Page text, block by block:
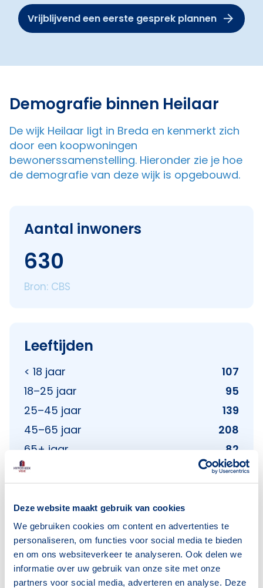
Deze website maakt gebruik van cookies
We gebruiken cookies om content en advertenties te
personaliseren, om functies voor social media te bieden
en om ons websiteverkeer te analyseren. Ook delen we
informatie over uw gebruik van onze site met onze
partners voor social media, adverteren en analyse. Deze
Vrijblijvend een eerste gesprek plannen
Demografie binnen Heilaar
De wijk Heilaar ligt in Breda en kenmerkt zich
door een koopwoningen
bewonerssamenstelling. Hieronder zie je hoe
de demografie van deze wijk is opgebouwd.
Aantal inwoners
630
Bron: CBS
Leeftijden
< 18 jaar
107
18–25 jaar
95
25–45 jaar
139
45–65 jaar
208
65+ jaar
82
Bron: CBS
Huishoudens
Alleenwonend
47
Gezin zonder kinderen
78